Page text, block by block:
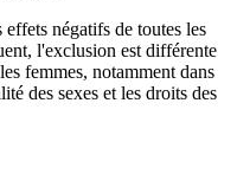
négatifs de toutes les
l'exclusion est différente
femmes, notamment dans
des sexes et les droits des